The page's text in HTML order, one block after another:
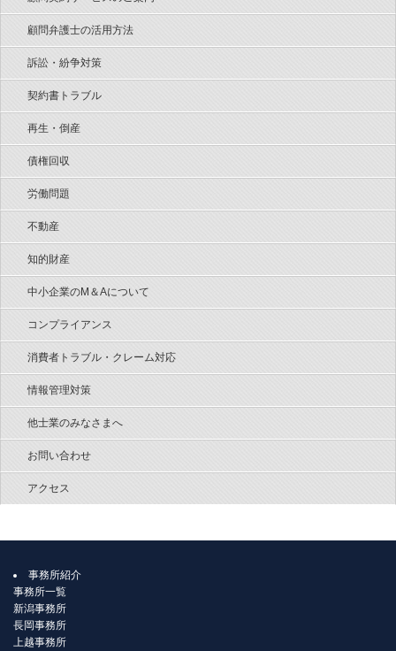
顧問弁護士の活用方法
訴訟・紛争対策
契約書トラブル
再生・倒産
債権回収
労働問題
不動産
知的財産
中小企業のM＆Aについて
コンプライアンス
消費者トラブル・クレーム対応
情報管理対策
他士業のみなさまへ
お問い合わせ
アクセス
事務所紹介
事務所一覧
新潟事務所
長岡事務所
上越事務所